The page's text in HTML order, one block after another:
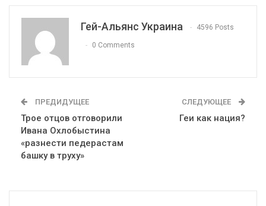
Гей-Альянс Украина 4596 Posts
0 Comments
ПРЕДИДУЩЕЕ
Трое отцов отговорили
Ивана Охлобыстина
«разнести педерастам
башку в труху»
СЛЕДУЮЩЕЕ
Геи как нация?